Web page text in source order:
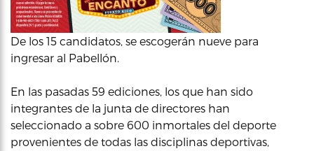
De los 15 candidatos, se escogerán nueve para
ingresar al Pabellón.
En las pasadas 59 ediciones, los que han sido
integrantes de la junta de directores han
seleccionado a sobre 600 inmortales del deporte
provenientes de todas las disciplinas deportivas,